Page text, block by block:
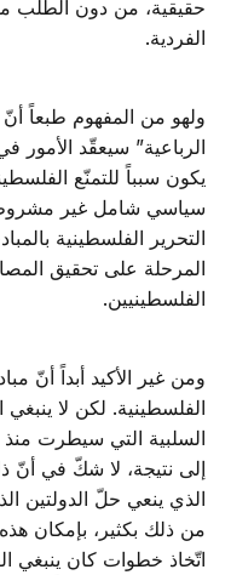
حقيقية، من دون الطلب من
الفردية.
ولهو من المفهوم طبعاً
الرباعية” سيعقّد الأمور
يكون سبباً للتمنّع
سياسي شامل غير
التحرير الفلسطينية
المرحلة على تحقيق
الفلسطينيين.
ومن غير الأكيد أبداً أنّ
الفلسطينية. لكن لا ينبغي
السلبية التي سيطرت
إلى نتيجة، لا شكّ في أنّ
الذي ينعي حلّ الدولتين
من ذلك بكثير، بإمكان
اتّخاذ خطوات كان ينبغي